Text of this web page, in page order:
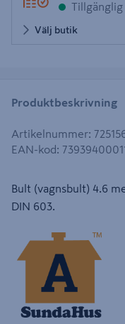
Välj butik
Produktbeskrivning
Artikelnummer:
EAN-kod:
Bult (vagnsbult) 4.6
DIN 603.